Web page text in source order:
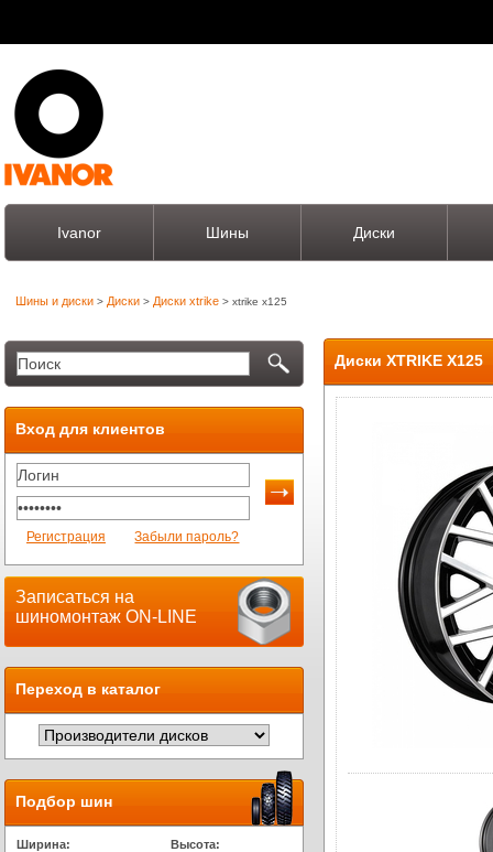
Ivanor Шины Диски
Шины и диски > Диски > Диски xtrike > xtrike x125
Вход для клиентов
Регистрация Забыли пароль?
Записаться на
шиномонтаж ON-LINE
Переход в каталог
Подбор шин
Ширина: Высота:
Диски XTRIKE X125